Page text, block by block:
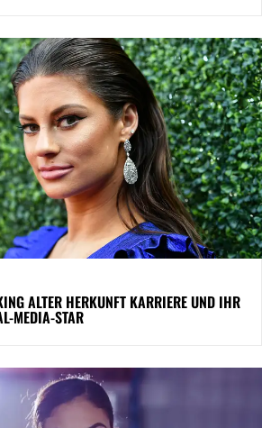
ALTER HERKUNFT KARRIERE UND IHR
MEDIA-STAR